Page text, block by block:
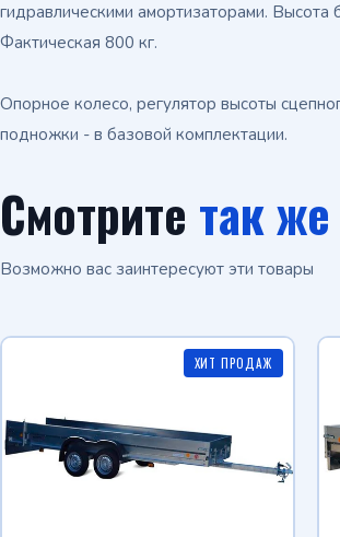
гидравлическими амортизаторами.
Фактическая 800 кг.
Опорное колесо, регулятор высоты
подножки - в базовой комплектации.
Смотрите так же
Возможно вас заинтересуют эти товары
ХИТ ПРОДАЖ